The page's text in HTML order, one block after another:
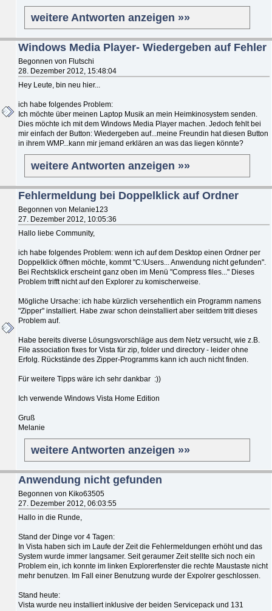
weitere Antworten anzeigen »»
Windows Media Player- Wiedergeben auf Fehler
Begonnen von Flutschi
28. Dezember 2012, 15:48:04
Hey Leute, bin neu hier...
ich habe folgendes Problem:
Ich möchte über meinen Laptop Musik an mein Heimkinosystem senden.
Dies möchte ich mit dem Windows Media Player machen. Jedoch fehlt bei
mir einfach der Button: Wiedergeben auf...meine Freundin hat diesen Button
in ihrem WMP...kann mir jemand erklären an was das liegen könnte?
weitere Antworten anzeigen »»
Fehlermeldung bei Doppelklick auf Ordner
Begonnen von Melanie123
27. Dezember 2012, 10:05:36
Hallo liebe Community,
ich habe folgendes Problem: wenn ich auf dem Desktop einen Ordner per
Doppelklick öffnen möchte, kommt "C:\Users... Anwendung nicht gefunden".
Bei Rechtsklick erscheint ganz oben im Menü "Compress files..." Dieses
Problem trifft nicht auf den Explorer zu komischerweise.
Mögliche Ursache: ich habe kürzlich versehentlich ein Programm namens
"Zipper" installiert. Habe zwar schon deinstalliert aber seitdem tritt dieses
Problem auf.
Habe bereits diverse Lösungsvorschläge aus dem Netz versucht, wie z.B.
File association fixes for Vista für zip, folder und directory - leider ohne
Erfolg. Rückstände des Zipper-Programms kann ich auch nicht finden.
Für weitere Tipps wäre ich sehr dankbar :))
Ich verwende Windows Vista Home Edition
Gruß
Melanie
weitere Antworten anzeigen »»
Anwendung nicht gefunden
Begonnen von Kiko63505
27. Dezember 2012, 06:03:55
Hallo in die Runde,
Stand der Dinge vor 4 Tagen:
In Vista haben sich im Laufe der Zeit die Fehlermeldungen erhöht und das
System wurde immer langsamer. Seit geraumer Zeit stellte sich noch ein
Problem ein, ich konnte im linken Explorerfenster die rechte Maustaste nicht
mehr benutzen. Im Fall einer Benutzung wurde der Expolrer geschlossen.
Stand heute:
Vista wurde neu installiert inklusive der beiden Servicepack und 131